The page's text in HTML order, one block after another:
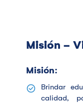
Misión -
Misión:
Brindar
calidad,